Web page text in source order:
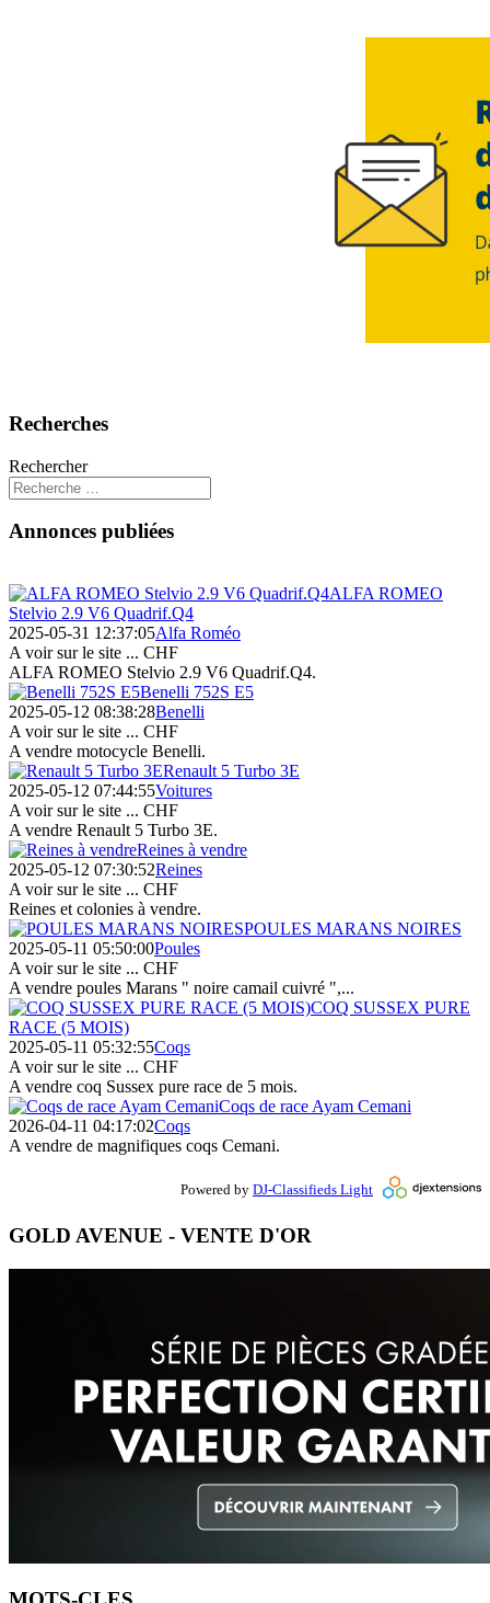
Recherches
Rechercher
Annonces publiées
ALFA ROMEO
Stelvio 2.9 V6 Quadrif.Q4
2025-05-31 12:37:05Alfa Roméo
A voir sur le site ... CHF
ALFA ROMEO Stelvio 2.9 V6 Quadrif.Q4.
Benelli 752S E5
2025-05-12 08:38:28Benelli
A voir sur le site ... CHF
A vendre motocycle Benelli.
Renault 5 Turbo 3E
2025-05-12 07:44:55Voitures
A voir sur le site ... CHF
A vendre Renault 5 Turbo 3E.
Reines à vendre
2025-05-12 07:30:52Reines
A voir sur le site ... CHF
Reines et colonies à vendre.
POULES MARANS NOIRES
2025-05-11 05:50:00Poules
A voir sur le site ... CHF
A vendre poules Marans " noire camail cuivré ",...
COQ SUSSEX PURE
RACE (5 MOIS)
2025-05-11 05:32:55Coqs
A voir sur le site ... CHF
A vendre coq Sussex pure race de 5 mois.
Coqs de race Ayam Cemani
2026-04-11 04:17:02Coqs
A vendre de magnifiques coqs Cemani.
Powered by DJ-Classifieds Light
GOLD AVENUE - VENTE D'OR